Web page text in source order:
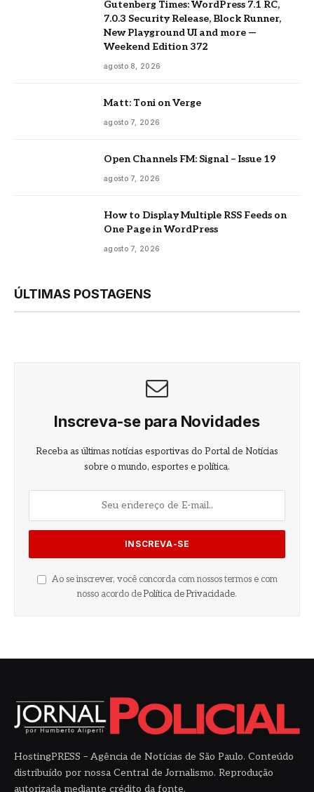
Gutenberg Times: WordPress 7.1 RC,
7.0.3 Security Release, Block Runner,
New Playground UI and more —
Weekend Edition 372
agosto 8, 2026
Matt: Toni on Verge
agosto 7, 2026
Open Channels FM: Signal – Issue 19
agosto 7, 2026
How to Display Multiple RSS Feeds on
One Page in WordPress
agosto 7, 2026
ÚLTIMAS POSTAGENS
Inscreva-se para Novidades
Receba as últimas notícias esportivas do Portal de Notícias
sobre o mundo, esportes e política.
Ao se inscrever, você concorda com nossos termos e com
nosso acordo de Política de Privacidade.
HostingPRESS – Agência de Notícias de São Paulo. Conteúdo
distribuído por nossa Central de Jornalismo. Reprodução
autorizada mediante crédito da fonte.